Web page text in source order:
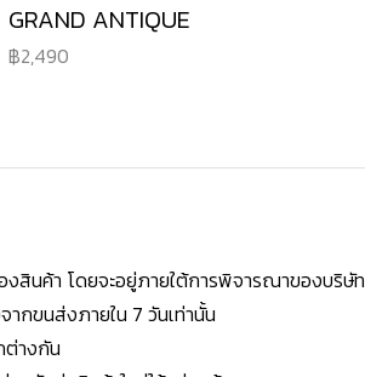
GRAND ANTIQUE
2,490
สินค้า โดยจะอยู่ภายใต้การพิจารณาของบริษัท
กขนส่งภายใน 7 วันเท่านั้น
ต่างกัน